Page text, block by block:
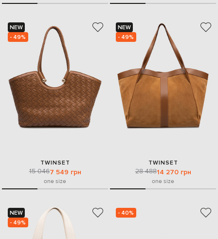
NEW
- 49%
TWINSET
15 0467 549 грн
one size
NEW
- 49%
TWINSET
28 48814 270 грн
one size
NEW
- 49%
- 40%